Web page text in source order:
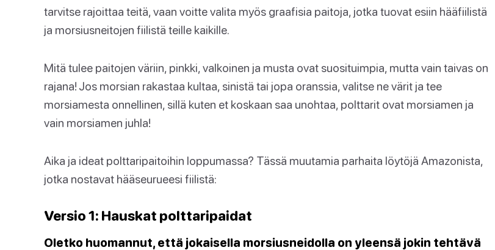
tarvitse rajoittaa teitä, vaan voitte valita myös graafisia paitoja, jotka tuovat esiin hääfiilistä
ja morsiusneitojen fiilistä teille kaikille.
Mitä tulee paitojen väriin, pinkki, valkoinen ja musta ovat suosituimpia, mutta vain taivas on
rajana! Jos morsian rakastaa kultaa, sinistä tai jopa oranssia, valitse ne värit ja tee
morsiamesta onnellinen, sillä kuten et koskaan saa unohtaa, polttarit ovat morsiamen ja
vain morsiamen juhla!
Aika ja ideat polttaripaitoihin loppumassa? Tässä muutamia parhaita löytöjä Amazonista,
jotka nostavat hääseurueesi fiilistä:
Versio 1: Hauskat polttaripaidat
Oletko huomannut, että jokaisella morsiusneidolla on yleensä jokin tehtävä